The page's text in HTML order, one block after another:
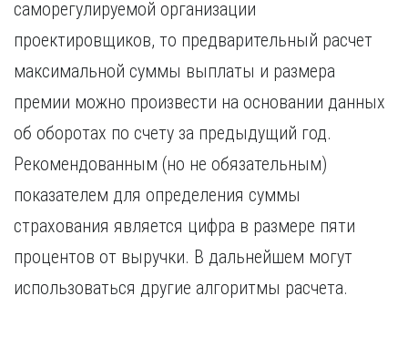
саморегулируемой организации
проектировщиков, то предварительный расчет
максимальной суммы выплаты и размера
премии можно произвести на основании данных
об оборотах по счету за предыдущий год.
Рекомендованным (но не обязательным)
показателем для определения суммы
страхования является цифра в размере пяти
процентов от выручки. В дальнейшем могут
использоваться другие алгоритмы расчета.